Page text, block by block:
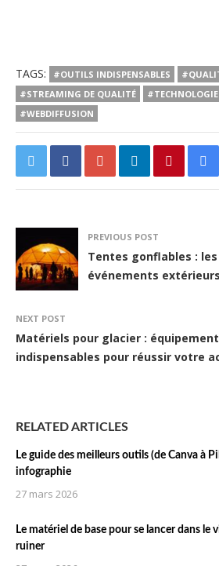
TAGS: #OUTILS INDISPENSABLES
#STREAMING DE QUALITÉ
#WEBDIFFUSION
PREVIOUS POST
Tentes gonflables :
événements extérieurs
NEXT POST
Matériels pour glacier :
indispensables pour réussir votre
RELATED ARTICLES
Le guide des meilleurs outils (de Canva à
infographie
27 mars 2026
Le matériel de base pour se lancer dans le
ruiner